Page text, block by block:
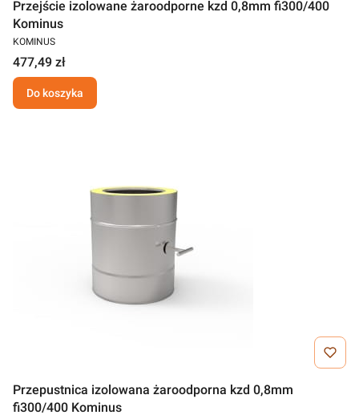
Przejście izolowane żaroodporne kzd 0,8mm fi300/400
Kominus
KOMINUS
477,49 zł
Do koszyka
Przepustnica izolowana żaroodporna kzd 0,8mm
fi300/400 Kominus